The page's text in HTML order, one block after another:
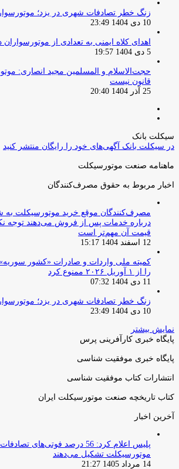
زنگ خطر تصادفات شهری در یزد؛
10 دی 1404 23:49
اهدای کلاه ایمنی به تعدادی از موتورسواران
5 دی 1404 19:57
حجت‌الاسلام و المسلمین مجید انصاری:
قانون نیست
25 آذر 1404 20:40
سیکلت بانک
در سیکلت بانک آگهی‌های خود را رایگان منتشر کنید
ماهنامه صنعت موتورسیکلت
اخبار مربوط به حقوق مصرف‌کنندگان
مصرف‌کنندگان موقع خرید موتورسیکلت به
درباره خدمات پس از فروش می‌دهند توجه
قیمت آن مهم‌تر است
12 اسفند 1404 15:17
کمیته ملی واردات و صادرات «کشور
را از ۱ آوریل ۲۰۲۶ ممنوع کرد
11 دی 1404 07:32
زنگ خطر تصادفات شهری در یزد؛
10 دی 1404 23:49
نمایش بیشتر
پایگاه خبری کارآفرینی پرس
پایگاه خبری موفقیت شناسی
انتشارات کتاب موفقیت شناسی
کتاب تاریخچه صنعت موتورسیکلت ایران
آخرین اخبار
پلیس اعلام کرد: 56 درصد فوتی‌های
موتورسیکلت تشکیل می‌دهند
14 مرداد 1405 21:27